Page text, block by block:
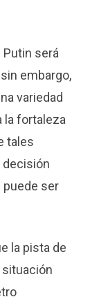
Putin será
embargo,
variedad
la fortaleza
tales
decisión
puede ser
la pista de
situación